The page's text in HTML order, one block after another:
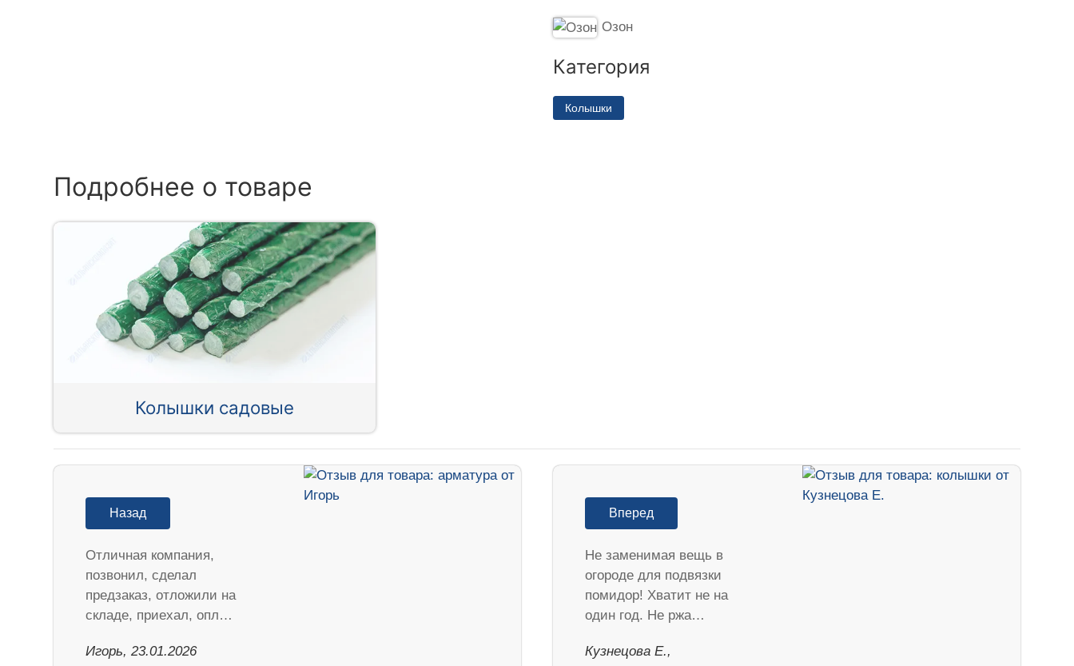
Озон
Категория
Колышки
Подробнее о товаре
Колышки садовые
Назад
Отличная компания,
позвонил, сделал
предзаказ, отложили на
складе, приехал, опл…
Игорь, 23.01.2026
Вперед
Не заменимая вещь в
огороде для подвязки
помидор! Хватит не на
один год. Не ржа…
Кузнецова Е.,